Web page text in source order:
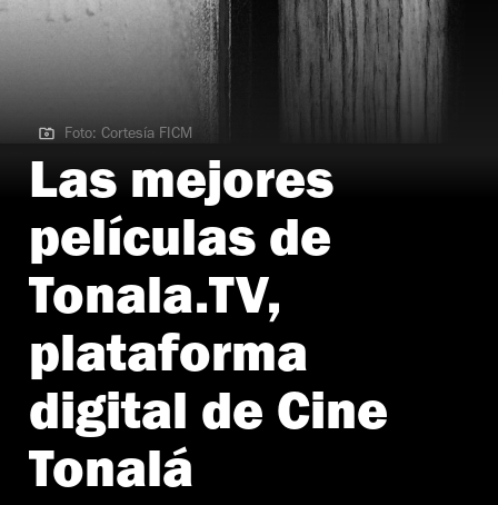
Foto: Cortesía FICM
Foto: Cortesía FICM
Las mejores
películas de
Tonala.TV,
plataforma
digital de Cine
Tonalá